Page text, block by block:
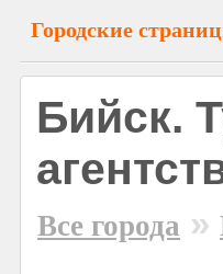
Городские
Бийск.
Все города »